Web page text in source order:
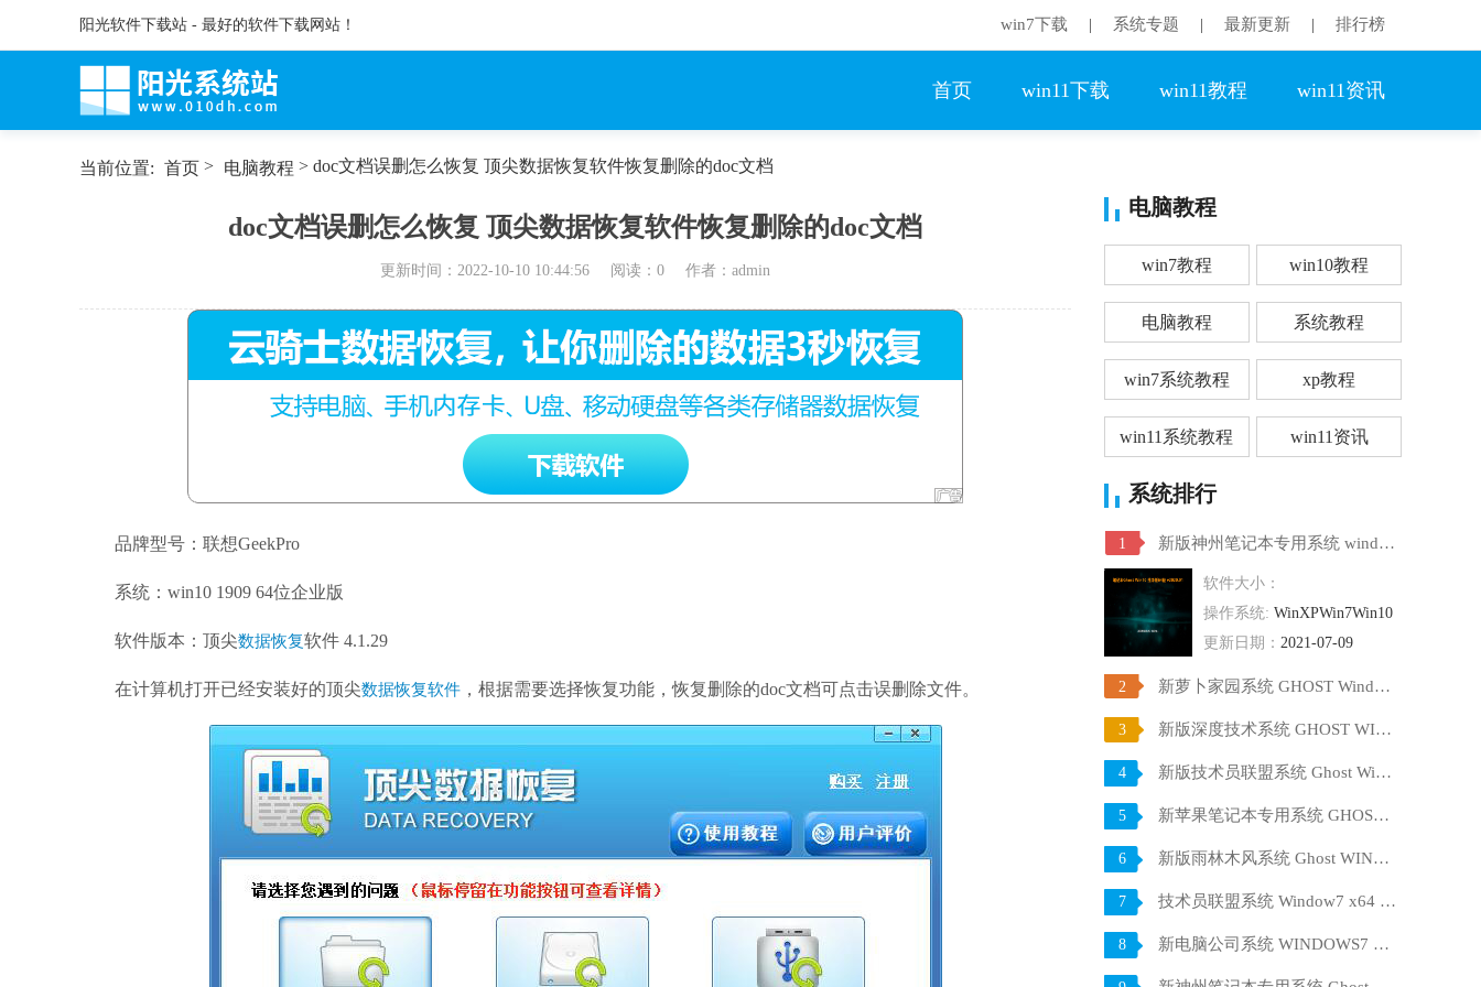
阳光软件下载站 - 最好的软件下载网站！ win7下载 系统专题 最新更新 排行榜
首页 win11下载 win11教程 win11资讯
当前位置: 首页 > 电脑教程 > doc文档误删怎么恢复 顶尖数据恢复软件恢复删除的doc文档
doc文档误删怎么恢复 顶尖数据恢复软件恢复删除的doc文档
更新时间： 2022-10-10 10:44:56 阅读： 0 作者：admin
品牌型号：联想GeekPro
系统：win10 1909 64位企业版
软件版本：顶尖数据恢复软件 4.1.29
在计算机打开已经安装好的顶尖数据恢复软件 ，根据需要选择恢复功能，恢复删除的doc文档可点击误删除文件。
电脑教程
win7教程 win10教程
电脑教程 系统教程
win7系统教程 xp教程
win11系统教程 win11资讯
系统排行
1 新版神州笔记本专用系统 windows10 64位 SP1 家庭旗舰版 V2021.07
软件大小：
操作系统: WinXPWin7Win10
更新日期： 2021-07-09
2 新萝卜家园系统 GHOST Windows10 X64 SP1 稳定装机版 V2021.07
3 新版深度技术系统 GHOST WIN10 X64 SP1 通用旗舰版 V2021.07
4 新版技术员联盟系统 Ghost Win10 X64 稳定装机版 V2021.07
5 新苹果笔记本专用系统 GHOST Window7 86 官方稳定版 V2021.07
6 新版雨林木风系统 Ghost WINDOWS7 X32位 SP1 快速装机版 V2021.07
7 技术员联盟系统 Window7 x64 旗舰版原版ISO下载 V2021.07
8 新电脑公司系统 WINDOWS7 X32位 装机旗舰版下载 V2021.07